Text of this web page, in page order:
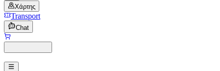
Χάρτης
Transport
Chat